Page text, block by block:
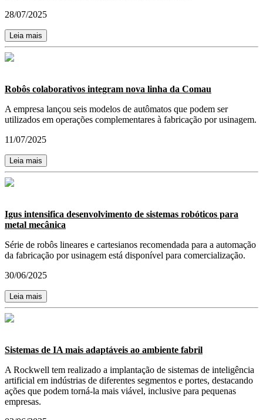
28/07/2025
Leia mais
Robôs colaborativos integram nova linha da Comau
A empresa lançou seis modelos de autômatos que podem ser
utilizados em operações complementares à fabricação por usinagem.
11/07/2025
Leia mais
Igus intensifica desenvolvimento de sistemas robóticos para
metal mecânica
Série de robôs lineares e cartesianos recomendada para a automação
da fabricação por usinagem está disponível para comercialização.
30/06/2025
Leia mais
Sistemas de IA mais adaptáveis ao ambiente fabril
A Rockwell tem realizado a implantação de sistemas de inteligência
artificial em indústrias de diferentes segmentos e portes, destacando
ações que podem torná-la mais viável, inclusive para pequenas
empresas.